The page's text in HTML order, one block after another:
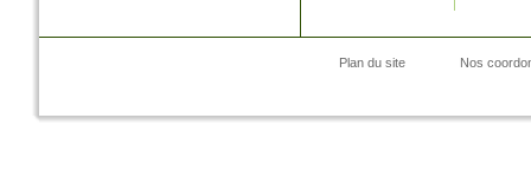
Plan du site Nos